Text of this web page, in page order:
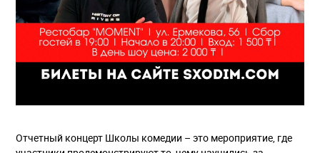
Отчетный концерт Школы комедии – это мероприятие, где